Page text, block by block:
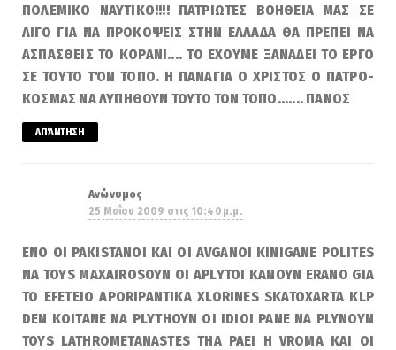
ΠΟΛΕΜΙΚΟ ΝΑΥΤΙΚΟ!!!! ΠΑΤΡΙΩΤΕΣ ΒΟΗΘΕΙΑ ΜΑΣ ΣΕ
ΛΙΓΟ ΓΙΑ ΝΑ ΠΡΟΚΟΨΕΙΣ ΣΤΗΝ ΕΛΛΑΔΑ ΘΑ ΠΡΕΠΕΙ ΝΑ
ΑΣΠΑΣΘΕΙΣ ΤΟ ΚΟΡΑΝΙ.... ΤΟ ΕΧΟΥΜΕ ΞΑΝΑΔΕΙ ΤΟ ΕΡΓΟ
ΣΕ ΤΟΥΤΟ ΤΌΝ ΤΟΠΟ. Η ΠΑΝΑΓΙΑ Ο ΧΡΙΣΤΟΣ Ο ΠΑΤΡΟ-
ΚΟΣΜΑΣ ΝΑ ΛΥΠΗΘΟΥΝ ΤΟΥΤΟ ΤΟΝ ΤΟΠΟ....... ΠΑΝΟΣ
ΑΠΆΝΤΗΣΗ
Ανώνυμος
25 Μαΐου 2009 στις 10:40 μ.μ.
ENO OI PAKISTANOI KAI OI AVGANOI KINIGANE POLITES
NA TOYS MAXAIROSOYN OI APLYTOI KANOYN ERANO GIA
TO EFETEIO APORIPANTIKA XLORINES SKATOXARTA KLP
DEN KOITANE NA PLYTHOYN OI IDIOI PANE NA PLYNOYN
TOYS LATHROMETANASTES THA PAEI H VROMA KAI OI